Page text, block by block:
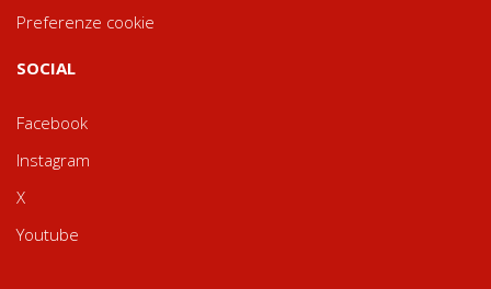
Preferenze cookie
SOCIAL
Facebook
Instagram
X
Youtube